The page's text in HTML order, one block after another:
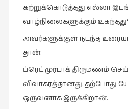
மொழி
மொழியாக்கம்
வரலாறு
வரலாறு
கற்றுக்கொடுத்ததுஎல்லா
வாழ்நிலைகளுக்கும்உகந்தது
அவர்களுக்குள்நடந்த
தான்.
ப்ரெட்முர்டாக்திருமணம்
விவாகரத்தானது.தற்போது
ஒருவனாகஇருக்கிறான்.